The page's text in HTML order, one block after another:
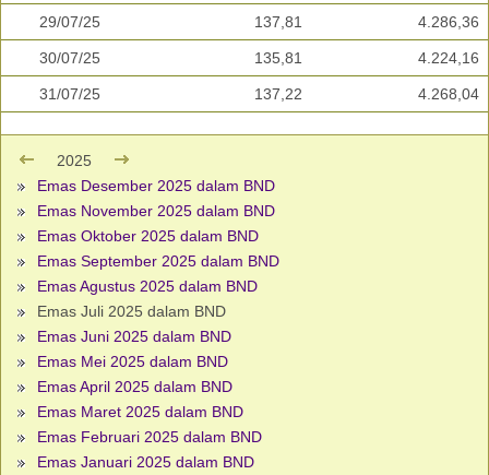
29/07/25 137,81 4.286,36
30/07/25 135,81 4.224,16
31/07/25 137,22 4.268,04
2025
Emas Desember 2025 dalam BND
Emas November 2025 dalam BND
Emas Oktober 2025 dalam BND
Emas September 2025 dalam BND
Emas Agustus 2025 dalam BND
Emas Juli 2025 dalam BND
Emas Juni 2025 dalam BND
Emas Mei 2025 dalam BND
Emas April 2025 dalam BND
Emas Maret 2025 dalam BND
Emas Februari 2025 dalam BND
Emas Januari 2025 dalam BND